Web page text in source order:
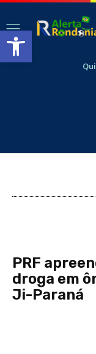
Abrir a barra de
PRF
droga em
Ji-Paraná